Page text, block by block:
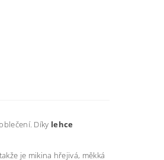
Díky lehce
je mikina hřejivá, měkká